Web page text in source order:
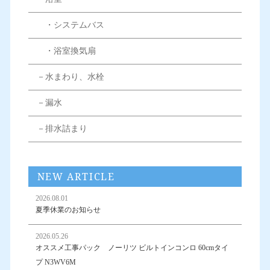
・システムバス
・浴室換気扇
－水まわり、水栓
－漏水
－排水詰まり
NEW ARTICLE
2026.08.01
夏季休業のお知らせ
2026.05.26
オススメ工事パック ノーリツ ビルトインコンロ 60cmタイ
プ N3WV6M